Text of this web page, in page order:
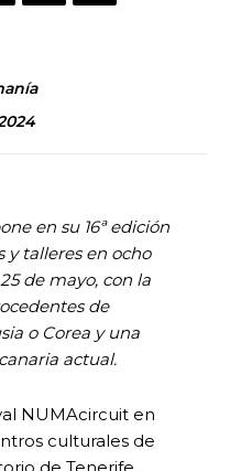
en su 16ª edición
y talleres en ocho
de mayo, con la
de
o Corea y una
actual.
NUMAcircuit en
culturales de
de Tenerife,